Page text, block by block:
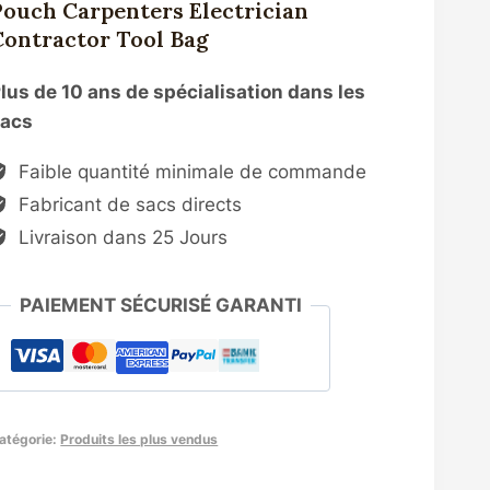
Carpenters Electrician
Tool Bag
de 10 ans de spécialisation dans les
Faible quantité minimale de commande
Fabricant de sacs directs
Livraison dans 25 Jours
PAIEMENT SÉCURISÉ GARANTI
Produits les plus vendus